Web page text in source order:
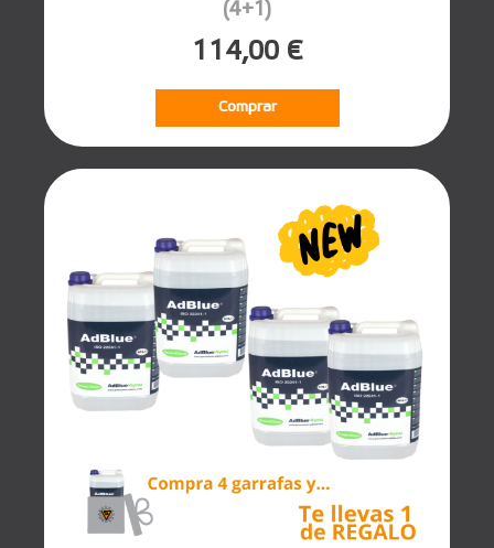
(4+1)
114,00 €
Comprar